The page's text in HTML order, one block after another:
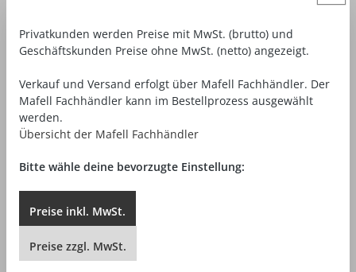
ab2.619,00 €*
Preise exkl. MwSt. zzgl. Versandkosten
ZUBEHÖR ZEIGEN DETAILANSICHT
Privatkunden werden Preise mit MwSt. (brutto) und
Geschäftskunden Preise ohne MwSt. (netto) angezeigt.
Verkauf und Versand erfolgt über Mafell Fachhändler. Der
Mafell Fachhändler kann im Bestellprozess ausgewählt
werden.
Übersicht der Mafell Fachhändler
Bitte wähle deine bevorzugte Einstellung:
Preise inkl. MwSt.
Preise zzgl. MwSt.